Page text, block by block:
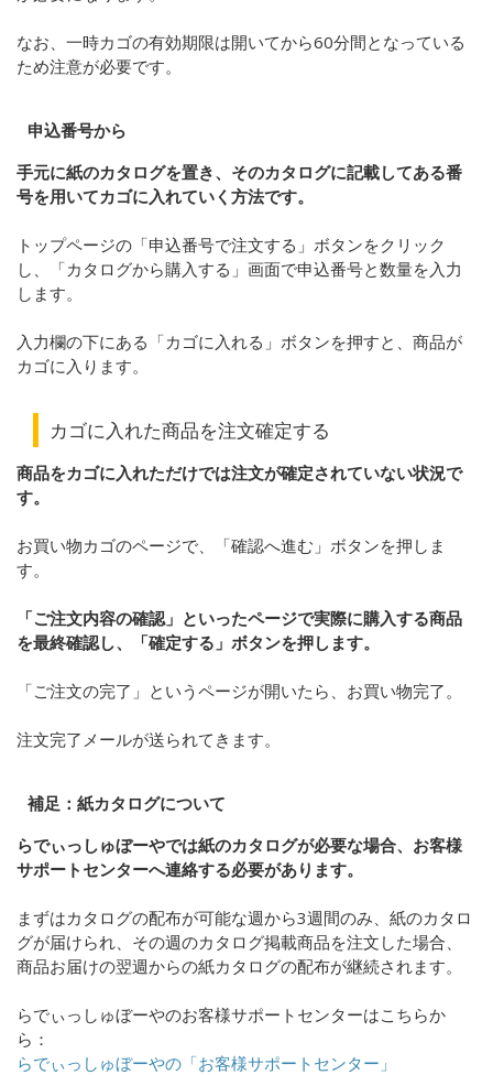
なお、一時カゴの有効期限は開いてから60分間となっている
ため注意が必要です。
申込番号から
手元に紙のカタログを置き、そのカタログに記載してある番
号を用いてカゴに入れていく方法です。
トップページの「申込番号で注文する」ボタンをクリック
し、「カタログから購入する」画面で申込番号と数量を入力
します。
入力欄の下にある「カゴに入れる」ボタンを押すと、商品が
カゴに入ります。
カゴに入れた商品を注文確定する
商品をカゴに入れただけでは注文が確定されていない状況で
す。
お買い物カゴのページで、「確認へ進む」ボタンを押しま
す。
「ご注文内容の確認」といったページで実際に購入する商品
を最終確認し、「確定する」ボタンを押します。
「ご注文の完了」というページが開いたら、お買い物完了。
注文完了メールが送られてきます。
補足：紙カタログについて
らでぃっしゅぼーやでは紙のカタログが必要な場合、お客様
サポートセンターへ連絡する必要があります。
まずはカタログの配布が可能な週から3週間のみ、紙のカタロ
グが届けられ、その週のカタログ掲載商品を注文した場合、
商品お届けの翌週からの紙カタログの配布が継続されます。
らでぃっしゅぼーやのお客様サポートセンターはこちらか
ら：
らでぃっしゅぼーやの「お客様サポートセンター」